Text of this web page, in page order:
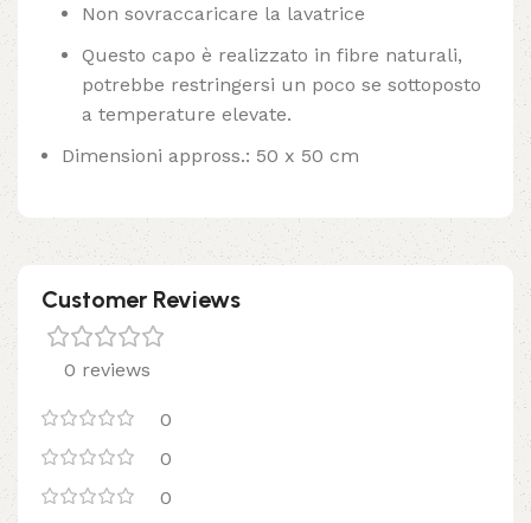
Non sovraccaricare la lavatrice
Questo capo è realizzato in fibre naturali,
potrebbe restringersi un poco se sottoposto
a temperature elevate.
Dimensioni appross.: 50 x 50 cm
Customer Reviews
0 reviews
0
0
0